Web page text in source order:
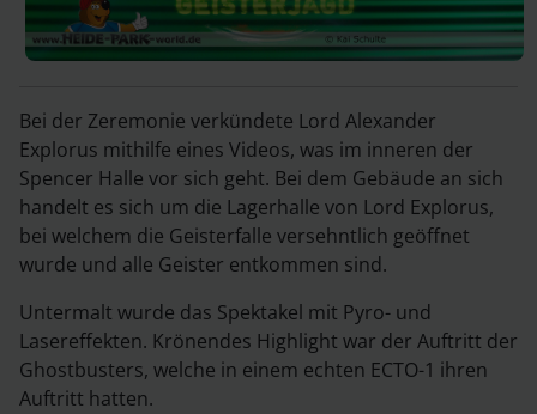
Bei der Zeremonie verkündete Lord Alexander
Explorus mithilfe eines Videos, was im inneren der
Spencer Halle vor sich geht. Bei dem Gebäude an sich
handelt es sich um die Lagerhalle von Lord Explorus,
bei welchem die Geisterfalle versehntlich geöffnet
wurde und alle Geister entkommen sind.
Untermalt wurde das Spektakel mit Pyro- und
Lasereffekten. Krönendes Highlight war der Auftritt der
Ghostbusters, welche in einem echten ECTO-1 ihren
Auftritt hatten.